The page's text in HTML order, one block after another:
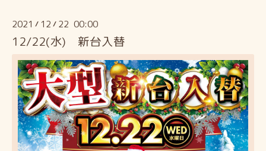
2021 / 12 / 22 00:00
12/22(水) 新台入替